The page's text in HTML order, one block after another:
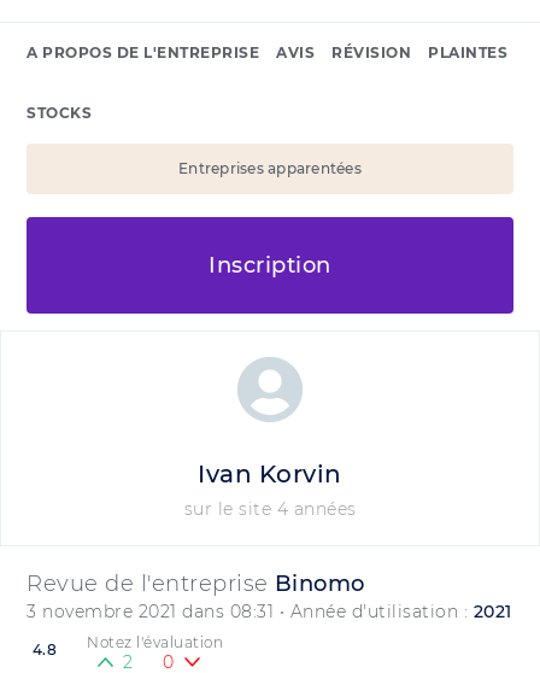
A PROPOS DE L'ENTREPRISE AVIS RÉVISION PLAINTES
STOCKS
Entreprises apparentées
Inscription
Revue de l'entreprise Binomo
3 novembre 2021 dans 08:31 • Année d'utilisation : 2021
4.8 Notez l'évaluation
2 0
Ivan Korvin
sur le site 4 années